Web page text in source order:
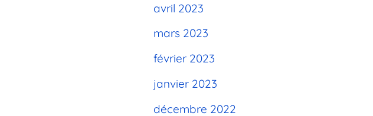
avril 2023
mars 2023
février 2023
janvier 2023
décembre 2022